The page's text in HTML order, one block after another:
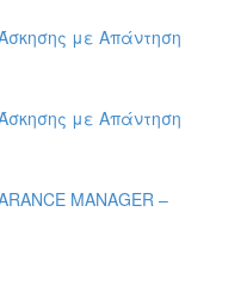
με Απάντηση
με Απάντηση
MANAGER –